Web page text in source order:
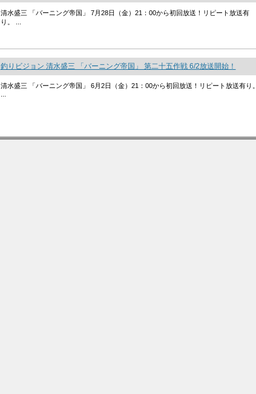
清水盛三 「バーニング帝国」 7月28日（金）21：00から初回放送！リピート放送有
り。 ...
釣りビジョン 清水盛三 「バーニング帝国」 第二十五作戦 6/2放送開始！
清水盛三 「バーニング帝国」 6月2日（金）21：00から初回放送！リピート放送有り。